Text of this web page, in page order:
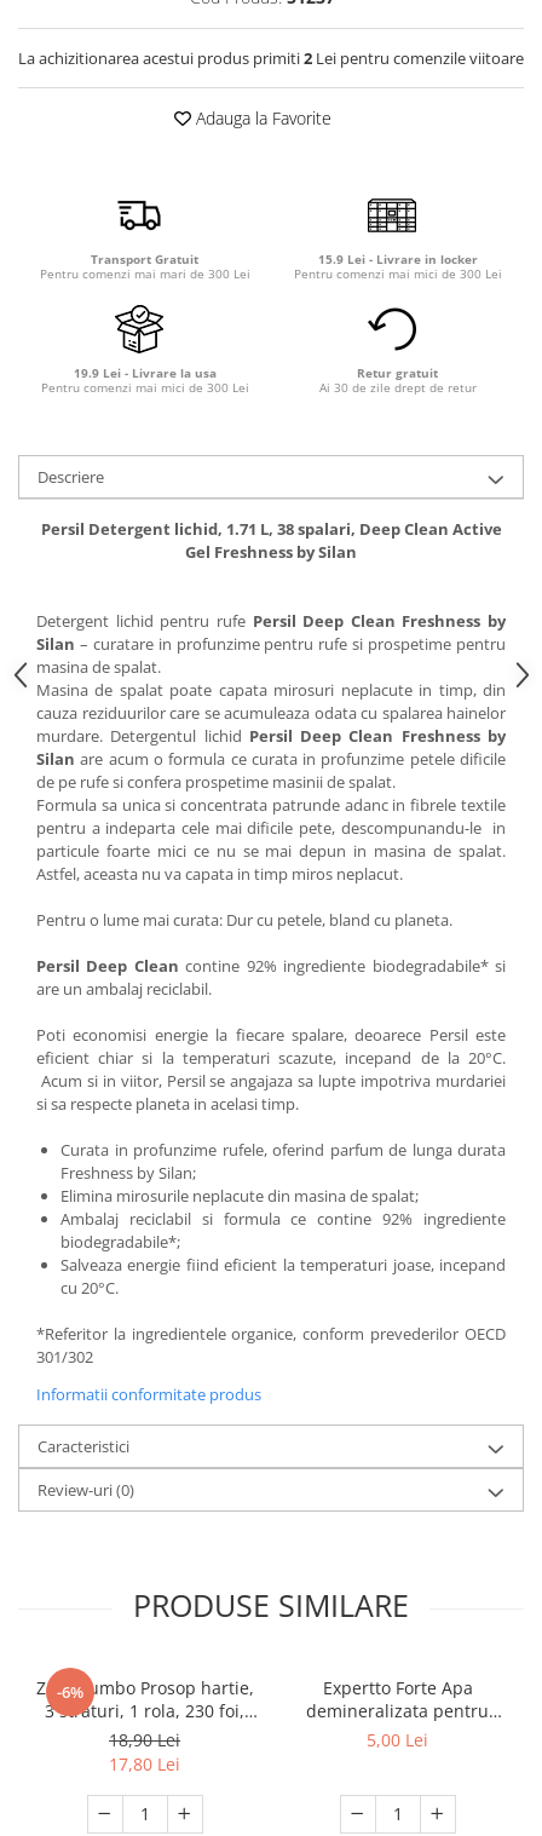
Odorizanți cameră
La achizitionarea acestui produs primiti2 Lei pentru comenzile viitoare
Adauga la Favorite
Transport Gratuit
Pentru comenzi mai mari de 300 Lei
15.9 Lei - Livrare in locker
Pentru comenzi mai mici de 300 Lei
19.9 Lei - Livrare la usa
Pentru comenzi mai mici de 300 Lei
Retur gratuit
Ai 30 de zile drept de retur
Descriere
Persil Detergent lichid, 1.71 L, 38 spalari, Deep Clean Active
Gel Freshness by Silan
Detergent lichid pentru rufe Persil Deep Clean Freshness by
Silan – curatare in profunzime pentru rufe si prospetime pentru
masina de spalat.
Masina de spalat poate capata mirosuri neplacute in timp, din
cauza reziduurilor care se acumuleaza odata cu spalarea hainelor
murdare. Detergentul lichid Persil Deep Clean Freshness by
Silan are acum o formula ce curata in profunzime petele dificile
de pe rufe si confera prospetime masinii de spalat.
Formula sa unica si concentrata patrunde adanc in fibrele textile
pentru a indeparta cele mai dificile pete, descompunandu-le in
particule foarte mici ce nu se mai depun in masina de spalat.
Astfel, aceasta nu va capata in timp miros neplacut.
Pentru o lume mai curata: Dur cu petele, bland cu planeta.
Persil Deep Clean contine 92% ingrediente biodegradabile* si
are un ambalaj reciclabil.
Poti economisi energie la fiecare spalare, deoarece Persil este
eficient chiar si la temperaturi scazute, incepand de la 20°C.
Acum si in viitor, Persil se angajaza sa lupte impotriva murdariei
si sa respecte planeta in acelasi timp.
Curata in profunzime rufele, oferind parfum de lunga durata
Freshness by Silan;
Elimina mirosurile neplacute din masina de spalat;
Ambalaj reciclabil si formula ce contine 92% ingrediente
biodegradabile*;
Salveaza energie fiind eficient la temperaturi joase, incepand
cu 20°C.
*Referitor la ingredientele organice, conform prevederilor OECD
301/302
Informatii conformitate produs
Caracteristici
Review-uri(0)
PRODUSE SIMILARE
-6%
Zewa Jumbo Prosop hartie,
3 straturi, 1 rola, 230 foi,
Premium Expert
18,90 Lei
17,80 Lei
Expertto Forte Apa
demineralizata pentru
fierul de calcat, 1 L, Floral
5,00 Lei